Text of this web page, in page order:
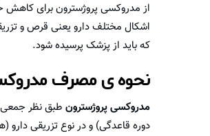
از مدروکسی پروژسترون برای کاهش
اشکال مختلف دارو یعنی قرص و
که باید از پزشک پرسیده شود.
نحوه ی مصرف
مدروکسی پروژسترون